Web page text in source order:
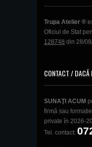
Trupa Atelier ®
Oficiul de Stat
128748 din 28/
CONTACT / DACĂ
SUNAŢI ACUM
firmă sau
private în 2026-
Tel. contact: